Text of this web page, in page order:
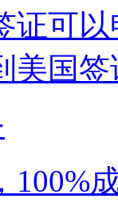
证可
美国
100%